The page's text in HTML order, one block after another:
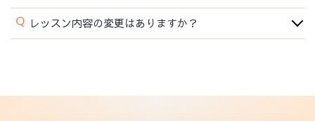
Q レッスン内容の変更はありますか？